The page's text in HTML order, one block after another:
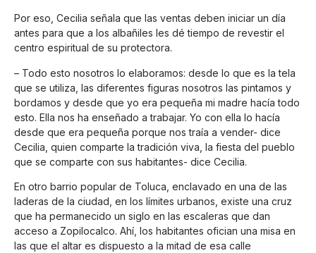
Por eso, Cecilia señala que las ventas deben iniciar un día
antes para que a los albañiles les dé tiempo de revestir el
centro espiritual de su protectora.
– Todo esto nosotros lo elaboramos: desde lo que es la tela
que se utiliza, las diferentes figuras nosotros las pintamos y
bordamos y desde que yo era pequeña mi madre hacía todo
esto. Ella nos ha enseñado a trabajar. Yo con ella lo hacía
desde que era pequeña porque nos traía a vender- dice
Cecilia, quien comparte la tradición viva, la fiesta del pueblo
que se comparte con sus habitantes- dice Cecilia.
En otro barrio popular de Toluca, enclavado en una de las
laderas de la ciudad, en los límites urbanos, existe una cruz
que ha permanecido un siglo en las escaleras que dan
acceso a Zopilocalco. Ahí, los habitantes ofician una misa en
las que el altar es dispuesto a la mitad de esa calle